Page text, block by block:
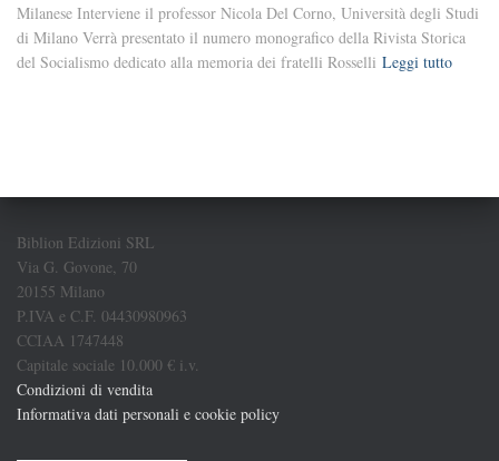
Milanese Interviene il professor Nicola Del Corno, Università degli Studi
di Milano Verrà presentato il numero monografico della Rivista Storica
del Socialismo dedicato alla memoria dei fratelli Rosselli Leggi tutto
Biblion Edizioni SRL
Via G. Govone, 70
20155 Milano
P.IVA e C.F. 04430980963
CCIAA 1747448
Capitale sociale 10.000 € i.v.
Condizioni di vendita
Informativa dati personali e cookie policy